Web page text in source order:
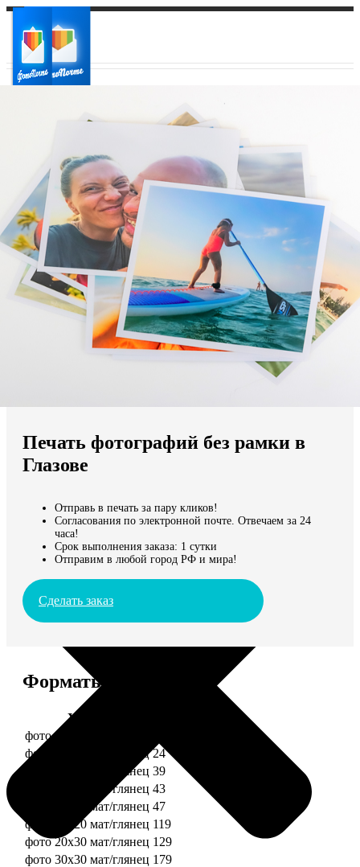
Ваш регион доставки
Выберите из списка:
Мы доставляем по всему миру
Продолжить без города
Печать фотографий без рамки в
Глазове
Отправь в печать за пару кликов!
Согласования по электронной почте. Отвечаем за 24
часа!
Срок выполнения заказа: 1 сутки
Отправим в любой город РФ и мира!
Сделать заказ
Форматы и цены
Услуга
фото 10х10 мат/глянец
фото 10х15 мат/глянец 24
фото 13х18 мат/глянец 39
фото 15х15 мат/глянец 43
фото 15х20 мат/глянец 47
фото 20х20 мат/глянец 119
фото 20х30 мат/глянец 129
фото 30х30 мат/глянец 179